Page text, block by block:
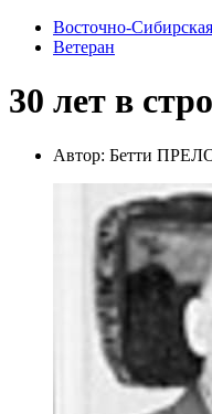
Восточно-
Ветеран
30 лет в
Автор: Бетти